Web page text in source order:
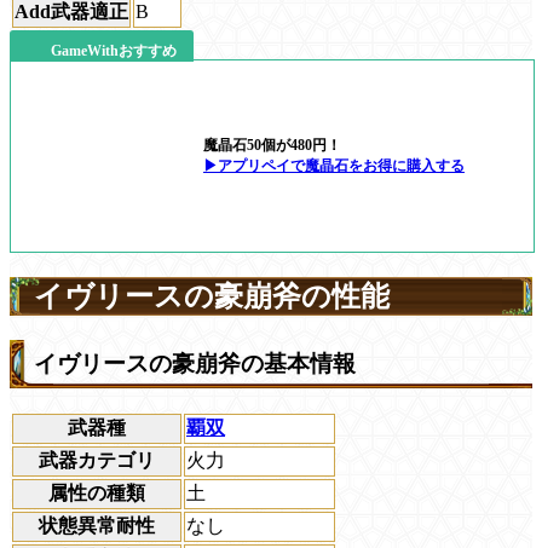
Add武器適正 B
GameWithおすすめ
魔晶石50個が480円！
▶アプリペイで魔晶石をお得に購入する
イヴリースの豪崩斧の性能
イヴリースの豪崩斧の基本情報
武器種
覇双
武器カテゴリ
火力
属性の種類
土
状態異常耐性
なし